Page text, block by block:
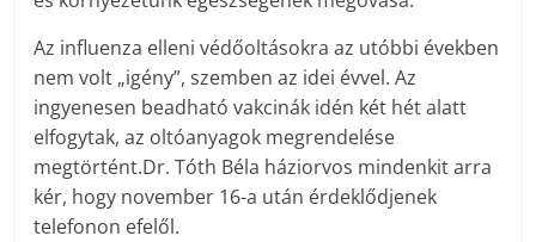
Az influenza elleni védőoltásokra az utóbbi években
nem volt „igény”, szemben az idei évvel. Az
ingyenesen beadható vakcinák idén két hét alatt
elfogytak, az oltóanyagok megrendelése
megtörtént.Dr. Tóth Béla háziorvos mindenkit arra
kér, hogy november 16-a után érdeklődjenek
telefonon efelől.